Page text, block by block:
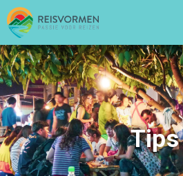
Tips